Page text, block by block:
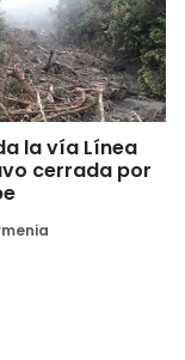
la vía Línea
cerrada por